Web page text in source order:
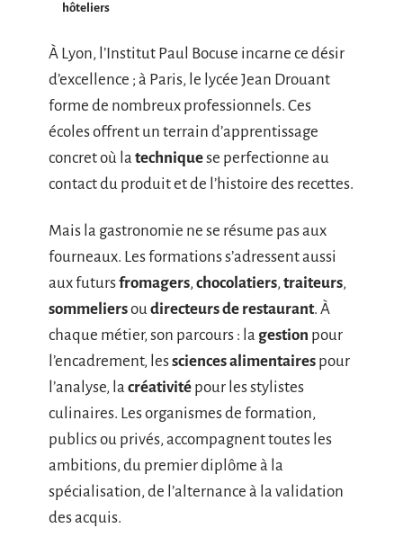
hôteliers
À Lyon, l’Institut Paul Bocuse incarne ce désir
d’excellence ; à Paris, le lycée Jean Drouant
forme de nombreux professionnels. Ces
écoles offrent un terrain d’apprentissage
concret où la techniquese perfectionne au
contact du produit et de l’histoire des recettes.
Mais la gastronomie ne se résume pas aux
fourneaux. Les formations s’adressent aussi
aux futursfromagers, chocolatiers, traiteurs,
sommeliersou directeurs de restaurant. À
chaque métier, son parcours : la gestion pour
l’encadrement, lessciences alimentaires pour
l’analyse, la créativité pour les stylistes
culinaires. Les organismes de formation,
publics ou privés, accompagnent toutes les
ambitions, du premier diplôme à la
spécialisation, de l’alternance à la validation
des acquis.